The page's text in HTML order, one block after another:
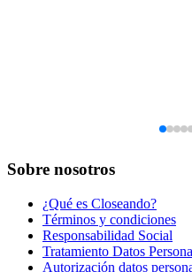
Sobre nosotros
¿Qué es Closeando?
Términos y condiciones
Responsabilidad Social
Tratamiento Datos
Autorización datos